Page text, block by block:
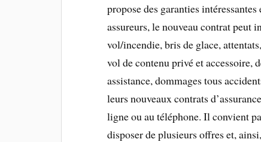
propose des garanties
assureurs, le nouveau contrat peut
vol/incendie, bris de glace,
vol de contenu privé et accessoire,
assistance, dommages tous
leurs nouveaux contrats
ligne ou au téléphone. Il convient
disposer de plusieurs offres et,